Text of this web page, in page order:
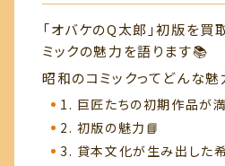
「オバケのQ太郎」初版を買
ミックの魅力を語ります📚
昭和のコミックってどんな
1. 巨匠たちの初期作品が満
2. 初版の魅力📘
3. 貸本文化が生み出した